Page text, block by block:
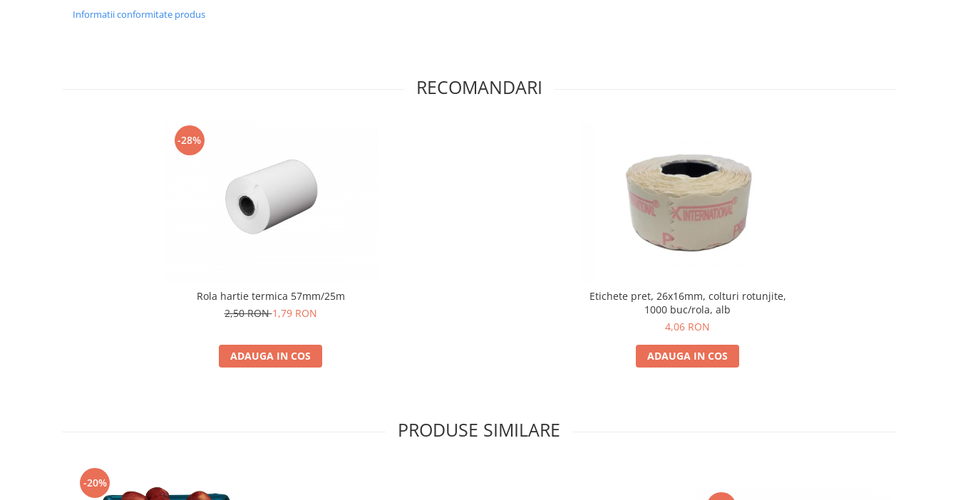
Informatii conformitate produs
RECOMANDARI
-28%
Rola hartie termica 57mm/25m
2,50 RON1,79 RON
ADAUGA IN COS
Etichete pret, 26x16mm, colturi rotunjite,
1000 buc/rola, alb
4,06 RON
ADAUGA IN COS
PRODUSE SIMILARE
-20%